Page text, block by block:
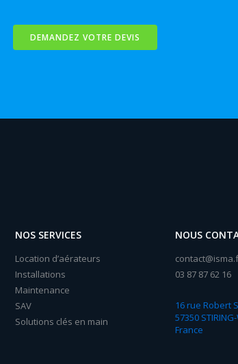
DEMANDEZ VOTRE DEVIS
NOS SERVICES
Location d’aérateurs
Installations
Maintenance
SAV
Solutions clés en main
NOUS
03 87 87 62 16
16 rue Robert
57350
France